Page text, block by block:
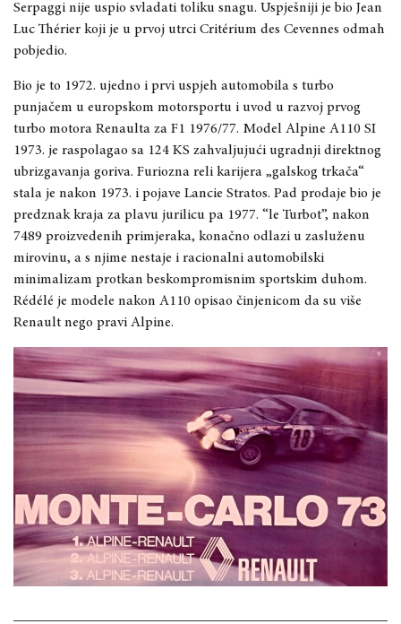
Serpaggi nije uspio svladati toliku snagu. Uspješniji je bio Jean
Luc Thérier koji je u prvoj utrci Critérium des Cevennes odmah
pobjedio.
Bio je to 1972. ujedno i prvi uspjeh automobila s turbo
punjačem u europskom motorsportu i uvod u razvoj prvog
turbo motora Renaulta za F1 1976/77. Model Alpine A110 SI
1973. je raspolagao sa 124 KS zahvaljujući ugradnji direktnog
ubrizgavanja goriva. Furiozna reli karijera „galskog trkača“
stala je nakon 1973. i pojave Lancie Stratos. Pad prodaje bio je
predznak kraja za plavu jurilicu pa 1977. “le Turbot”, nakon
7489 proizvedenih primjeraka, konačno odlazi u zasluženu
mirovinu, a s njime nestaje i racionalni automobilski
minimalizam protkan beskompromisnim sportskim duhom.
Rédélé je modele nakon A110 opisao činjenicom da su više
Renault nego pravi Alpine.